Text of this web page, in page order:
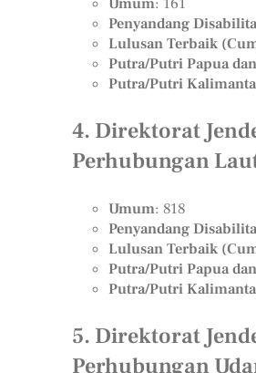
Penyandang
Lulusan Terbaik
Putra/Putri Papua
Putra/Putri
4. Direktorat
Perhubungan
Umum: 818
Penyandang
Lulusan Terbaik
Putra/Putri Papua
Putra/Putri
5. Direktorat
Perhubungan